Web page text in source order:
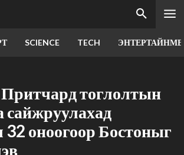
SCIENCE TECH
тоглолтын
сайжруулахад
32 оноогоор Бостоныг